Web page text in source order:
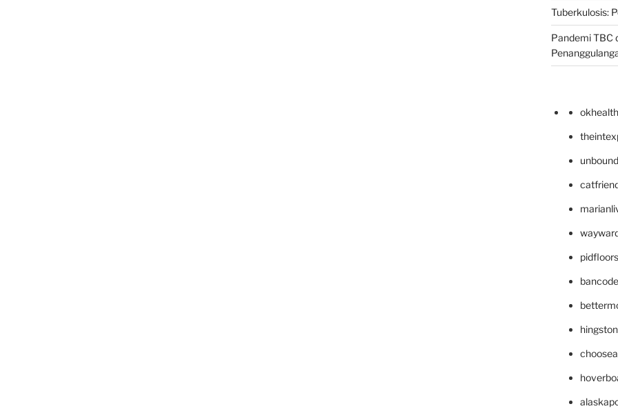
Tuberkulosis:
Pandemi TBC